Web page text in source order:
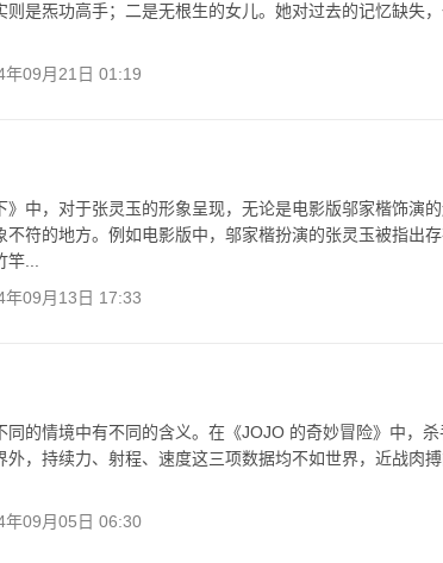
则是炁功高手；二是无根生的女儿。她对过去的记忆缺失
年09月21日 01:19
》中，对于张灵玉的形象呈现，无论是电影版邬家楷饰演
不符的地方。例如电影版中，邬家楷扮演的张灵玉被指出
...
年09月13日 17:33
同的情境中有不同的含义。在《JOJO 的奇妙冒险》中，
外，持续力、射程、速度这三项数据均不如世界，近战肉
年09月05日 06:30